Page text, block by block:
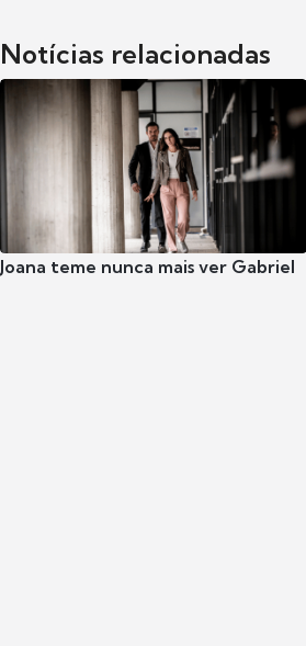
Notícias relacionadas
Joana teme nunca mais ver Gabriel